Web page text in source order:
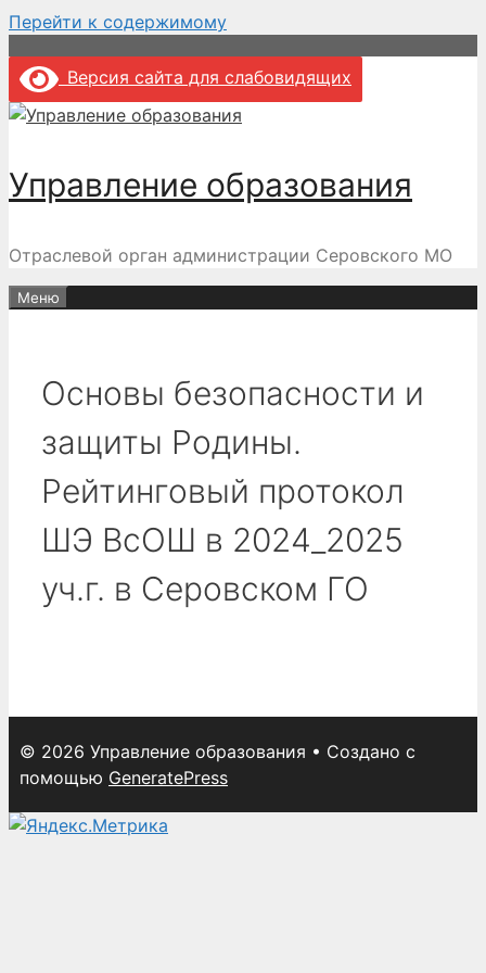
Перейти к содержимому
Версия сайта для слабовидящих
Управление образования
Отраслевой орган администрации Серовского МО
Меню
Основы безопасности и
защиты Родины.
Рейтинговый протокол
ШЭ ВсОШ в 2024_2025
уч.г. в Серовском ГО
© 2026 Управление образования • Создано с
помощью GeneratePress